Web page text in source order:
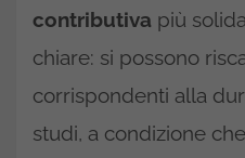
contributiva più
chiare: si possono
corrispondenti alla
studi, a condizione